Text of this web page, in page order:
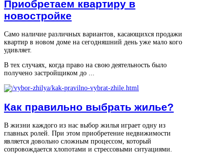
Приобретаем квартиру в
новостройке
Само наличие различных вариантов, касающихся продажи
квартир в новом доме на сегодняшний день уже мало кого
удивляет.
В тех случаях, когда право на свою деятельность было
получено застройщиком до ...
Как правильно выбрать жилье?
В жизни каждого из нас выбор жилья играет одну из
главных ролей. При этом приобретение недвижимости
является довольно сложным процессом, который
сопровождается хлопотами и стрессовыми ситуациями.